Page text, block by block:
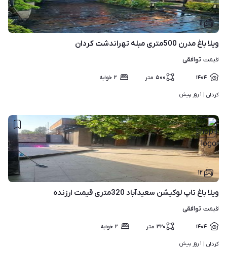
۱۱
ویلا باغ مدرن 500متری مبله تهراندشت کردان
قیمت توافقی
۱۴۰۴ ۵۰۰ متر ۲ خوابه
کردان | ۱ روز پیش
۱۲
ویلا باغ تاپ لوکیشن سعیدآباد 320متری قیمت ارزنده
قیمت توافقی
۱۴۰۴ ۳۲۰ متر ۲ خوابه
کردان | ۱ روز پیش